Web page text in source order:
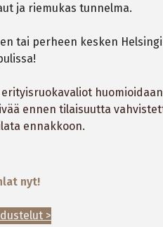
ja riemukas tunnelma.
tai perheen kesken
ennen tilaisuutta
ennakkoon.
nyt!
>